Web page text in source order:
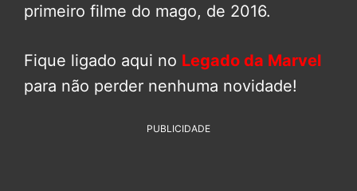
primeiro filme do mago, de 2016.
Fique ligado aqui no Legado da Marvel
para não perder nenhuma novidade!
PUBLICIDADE